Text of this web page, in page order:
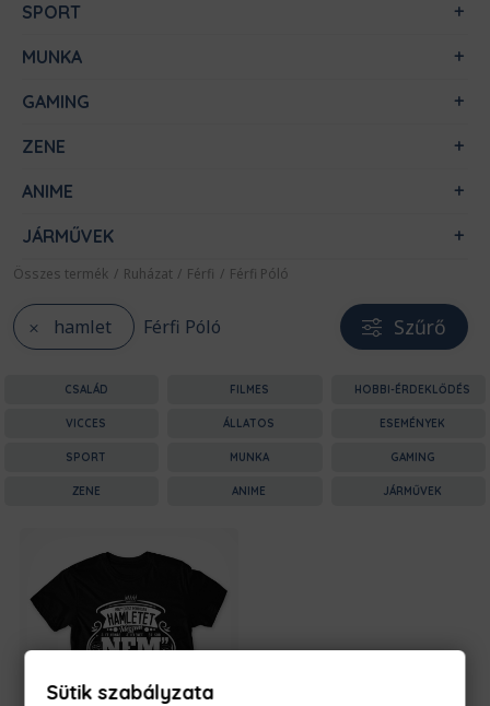
SPORT
MUNKA
GAMING
ZENE
ANIME
JÁRMŰVEK
Összes termék / Ruházat / Férfi / Férfi Póló
hamlet Férfi Póló Szűrő
CSALÁD FILMES HOBBI-ÉRDEKLŐDÉS
VICCES ÁLLATOS ESEMÉNYEK
SPORT MUNKA GAMING
ZENE ANIME JÁRMŰVEK
Sütik szabályzata